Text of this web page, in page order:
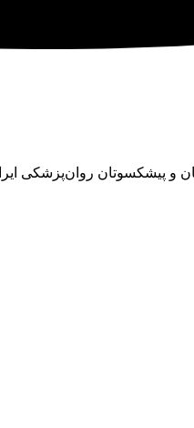
۱۳۴۵ با تلاش تنی چند از